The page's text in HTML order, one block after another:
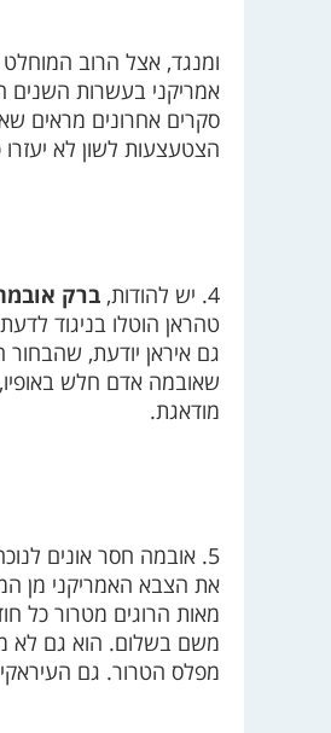
ומנגד, אצל הרוב
אמריקני בעשרות השנים
סקרים אחרונים מראים
הצטעצעות לשון לא יעזרו
4. יש להודות, ברק
טהראן הוטלו בניגוד
גם איראן יודעת,
שאובמה אדם חלש באופיו,
מודאגת.
5. אובמה חסר אונים
את הצבא האמריקני מן
מאות הרוגים מטרור כל
משם בשלום. הוא גם לא
מפלס הטרור. גם